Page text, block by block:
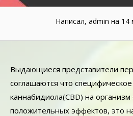
Написал, admin на 14
Выдающиеся представители
соглашаются что
каннабидиола(CBD) на
положительных эффектов, это